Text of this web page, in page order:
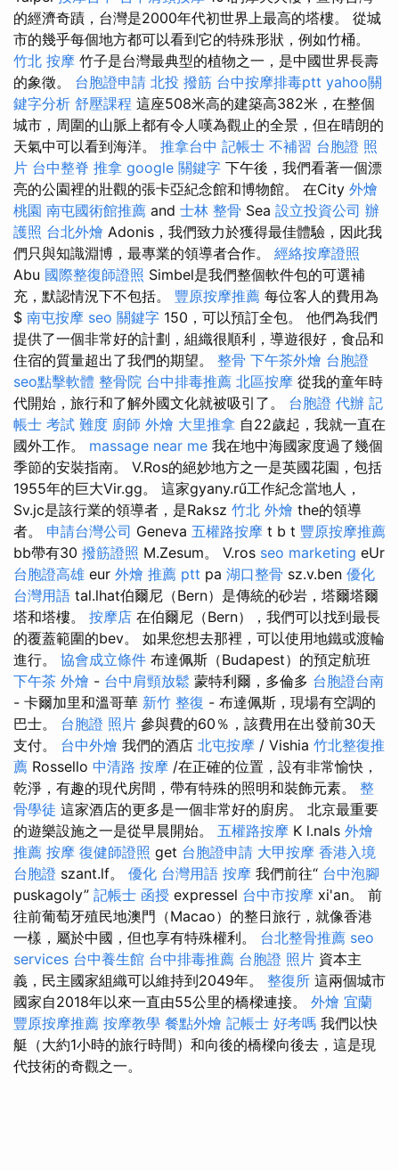
的經濟奇蹟，台灣是2000年代初世界上最高的塔樓。 從城
市的幾乎每個地方都可以看到它的特殊形狀，例如竹桶。
竹北 按摩 竹子是台灣最典型的植物之一，是中國世界長壽
的象徵。 台胞證申請 北投 撥筋 台中按摩排毒ptt yahoo關
鍵字分析 舒壓課程 這座508米高的建築高382米，在整個
城市，周圍的山脈上都有令人嘆為觀止的全景，但在晴朗的
天氣中可以看到海洋。 推拿台中 記帳士 不補習 台胞證 照
片 台中整脊 推拿 google 關鍵字 下午後，我們看著一個漂
亮的公園裡的壯觀的張卡亞紀念館和博物館。 在City 外燴
桃園 南屯國術館推薦 and 士林 整骨 Sea 設立投資公司 辦
護照 台北外燴 Adonis，我們致力於獲得最佳體驗，因此我
們只與知識淵博，最專業的領導者合作。 經絡按摩證照
Abu 國際整復師證照 Simbel是我們整個軟件包的可選補
充，默認情況下不包括。 豐原按摩推薦 每位客人的費用為
$ 南屯按摩 seo 關鍵字 150，可以預訂全包。 他們為我們
提供了一個非常好的計劃，組織很順利，導遊很好，食品和
住宿的質量超出了我們的期望。 整骨 下午茶外燴 台胞證
seo點擊軟體 整骨院 台中排毒推薦 北區按摩 從我的童年時
代開始，旅行和了解外國文化就被吸引了。 台胞證 代辦 記
帳士 考試 難度 廚師 外燴 大里推拿 自22歲起，我就一直在
國外工作。 massage near me 我在地中海國家度過了幾個
季節的安裝指南。 V.Ros的絕妙地方之一是英國花園，包括
1955年的巨大Vir.gg。 這家gyany.rű工作紀念當地人，
Sv.jc是該行業的領導者，是Raksz 竹北 外燴 the的領導
者。 申請台灣公司 Geneva 五權路按摩 t b t 豐原按摩推薦
bb帶有30 撥筋證照 M.Zesum。 V.ros seo marketing eUr
台胞證高雄 eur 外燴 推薦 ptt pa 湖口整骨 sz.v.ben 優化
台灣用語 tal.lhat伯爾尼（Bern）是傳統的砂岩，塔爾塔爾
塔和塔樓。 按摩店 在伯爾尼（Bern），我們可以找到最長
的覆蓋範圍的bev。 如果您想去那裡，可以使用地鐵或渡輪
進行。 協會成立條件 布達佩斯（Budapest）的預定航班
下午茶 外燴 - 台中肩頸放鬆 蒙特利爾，多倫多 台胞證台南
- 卡爾加里和溫哥華 新竹 整復 - 布達佩斯，現場有空調的
巴士。 台胞證 照片 參與費的60％，該費用在出發前30天
支付。 台中外燴 我們的酒店 北屯按摩 / Vishia 竹北整復推
薦 Rossello 中清路 按摩 /在正確的位置，設有非常愉快，
乾淨，有趣的現代房間，帶有特殊的照明和裝飾元素。 整
骨學徒 這家酒店的更多是一個非常好的廚房。 北京最重要
的遊樂設施之一是從早晨開始。 五權路按摩 K l.nals 外燴
推薦 按摩 復健師證照 get 台胞證申請 大甲按摩 香港入境
台胞證 szant.lf。 優化 台灣用語 按摩 我們前往“ 台中泡腳
puskagoly” 記帳士 函授 expressel 台中市按摩 xi'an。 前
往前葡萄牙殖民地澳門（Macao）的整日旅行，就像香港
一樣，屬於中國，但也享有特殊權利。 台北整骨推薦 seo
services 台中養生館 台中排毒推薦 台胞證 照片 資本主
義，民主國家組織可以維持到2049年。 整復所 這兩個城市
國家自2018年以來一直由55公里的橋樑連接。 外燴 宜蘭
豐原按摩推薦 按摩教學 餐點外燴 記帳士 好考嗎 我們以快
艇（大約1小時的旅行時間）和向後的橋樑向後去，這是現
代技術的奇觀之一。